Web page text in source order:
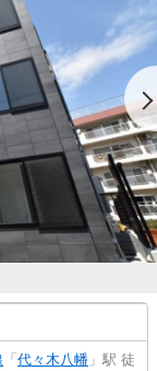
「 代々木八幡 」駅 徒